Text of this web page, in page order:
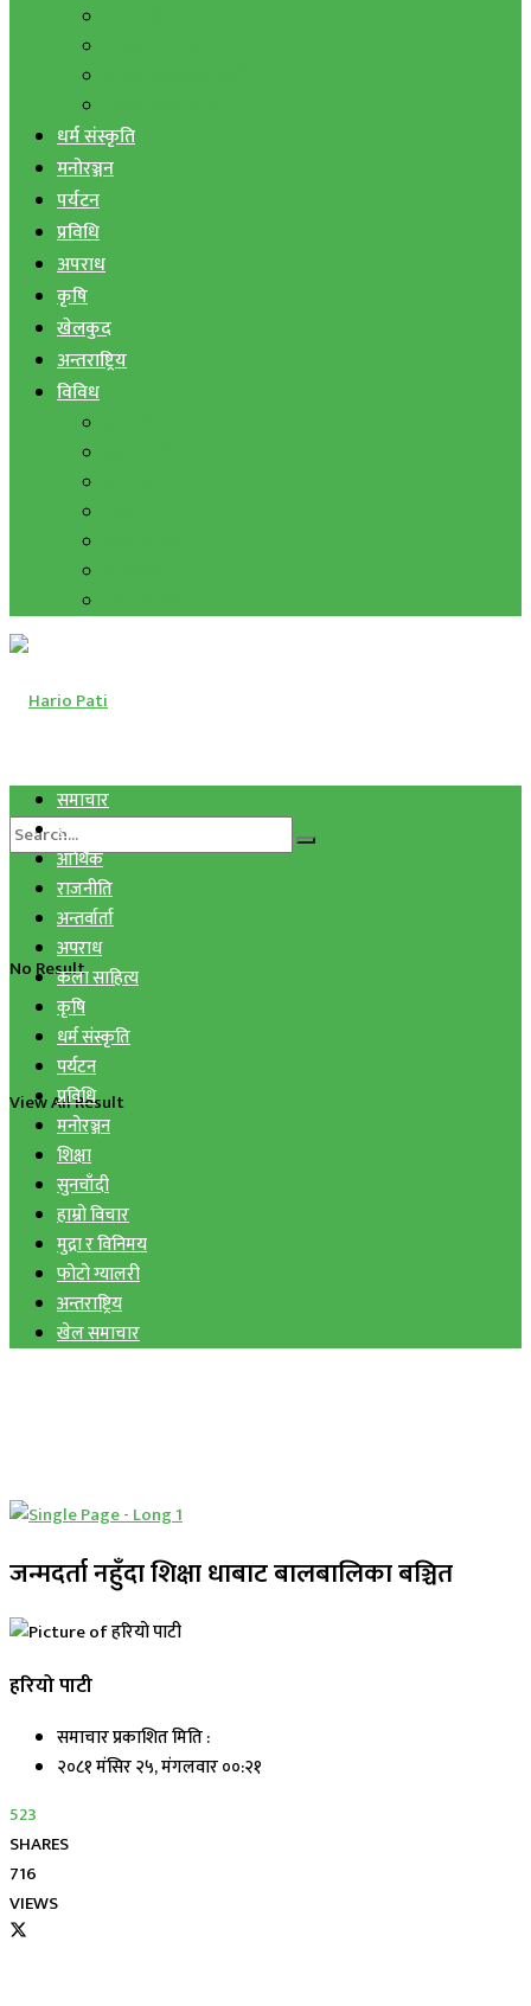
धर्म संस्कृति
मनोरञ्जन
पर्यटन
प्रविधि
अपराध
कृषि
खेलकुद
अन्तराष्ट्रिय
विविध
No Result
View All Result
समाचार
स्वास्थ्य
आर्थिक
राजनीति
अन्तर्वार्ता
अपराध
कला साहित्य
कृषि
धर्म संस्कृति
पर्यटन
प्रविधि
मनोरञ्जन
शिक्षा
सुनचाँदी
हाम्रो विचार
मुद्रा र विनिमय
फोटो ग्यालरी
अन्तराष्ट्रिय
खेल समाचार
जन्मदर्ता नहुँदा शिक्षा धाबाट बालबालिका बञ्चित
हरियो पाटी
समाचार प्रकाशित मिति :
२०८१ मंसिर २५, मंगलवार ००:२१
523
SHARES
716
VIEWS